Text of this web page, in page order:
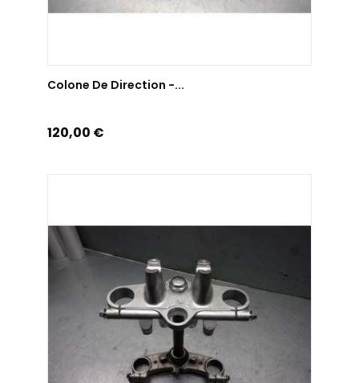
Colone De Direction -...
Prix
120,00 €